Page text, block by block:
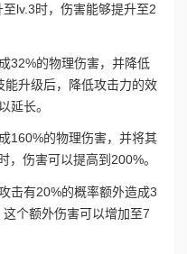
lv.3时，伤害能够提升至2
32%的物理伤害，并降低
升级后，降低攻击力的效
延长。
160%的物理伤害，并将其
，伤害可以提高到200%。
击有20%的概率额外造成3
个额外伤害可以增加至7